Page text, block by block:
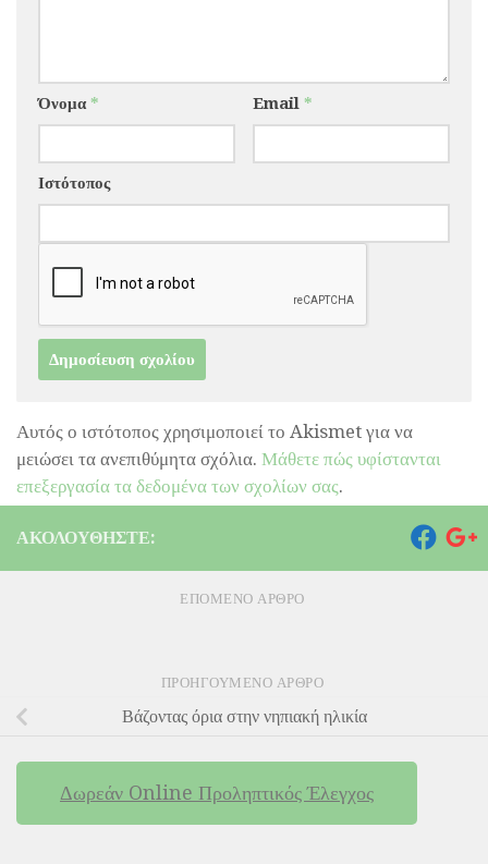
Όνομα * Email *
Ιστότοπος
Αυτός ο ιστότοπος χρησιμοποιεί το Akismet για να
μειώσει τα ανεπιθύμητα σχόλια. Μάθετε πώς υφίστανται
επεξεργασία τα δεδομένα των σχολίων σας.
ΑΚΟΛΟΥΘΉΣΤΕ:
ΕΠΌΜΕΝΟ ΆΡΘΡΟ
ΠΡΟΗΓΟΎΜΕΝΟ ΆΡΘΡΟ
Βάζοντας όρια στην νηπιακή ηλικία
Δωρεάν Online Προληπτικός Έλεγχος